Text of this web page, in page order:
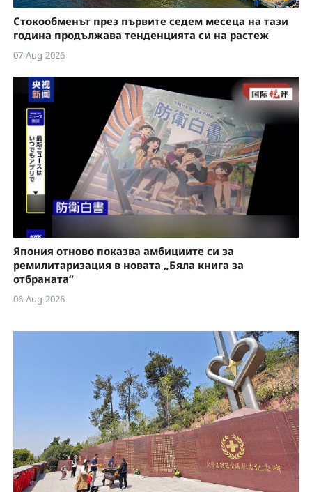
Стокообменът през първите седем месеца на тази
година продължава тенденцията си на растеж
07-Aug-2026
Япония отново показва амбициите си за
ремилитаризация в новата „Бяла книга за
отбраната“
06-Aug-2026